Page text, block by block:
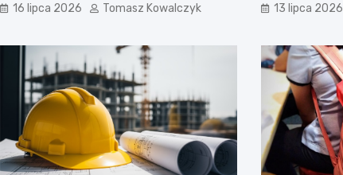
16 lipca 2026 Tomasz Kowalczyk 13 lipca 2026